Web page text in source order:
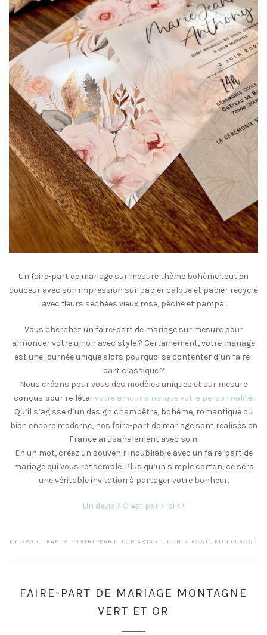
Un faire-part de mariage sur mesure thème bohème tout en
douceur avec son impression sur papier calque et papier recyclé
avec fleurs séchées vieux rose, pêche et pampa.
Vous cherchez un faire-part de mariage sur mesure pour
annoncer votre union avec style ? Certainement, votre mariage
est une journée unique alors pourquoi se contenter d’un faire-
part classique ?
Nous créons pour vous des modèles uniques et sur mesure
conçus pour reflétervotre amour ainsi que votre personnalité.
Qu’il s’agisse d’un design champêtre, bohème, romantique ou
bien encore moderne, nos faire-part de mariage sont réalisés en
France artisanalement avec soin.
En un mot, créez un souvenir inoubliable avec un faire-part de
mariage qui vous ressemble. Plus qu’un simple carton, ce sera
une véritable invitation à partager votre bonheur.
Un devis ? C’est par > ici < !
BY SWEET PAPER FAIRE-PART DE MARIAGE , NON CLASSÉ , NON CLASSÉ
FAIRE-PART DE MARIAGE MONTAGNE
VERT ET OR